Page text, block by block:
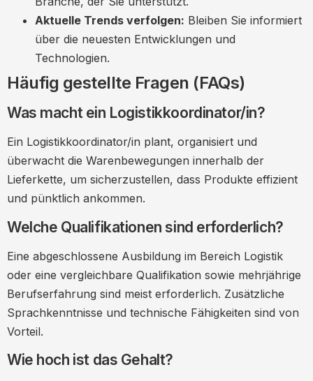
Aktuelle Trends verfolgen: Bleiben Sie informiert
über die neuesten Entwicklungen und
Technologien.
Häufig gestellte Fragen (FAQs)
Was macht ein Logistikkoordinator/in?
Ein Logistikkoordinator/in plant, organisiert und
überwacht die Warenbewegungen innerhalb der
Lieferkette, um sicherzustellen, dass Produkte effizient
und pünktlich ankommen.
Welche Qualifikationen sind erforderlich?
Eine abgeschlossene Ausbildung im Bereich Logistik
oder eine vergleichbare Qualifikation sowie mehrjährige
Berufserfahrung sind meist erforderlich. Zusätzliche
Sprachkenntnisse und technische Fähigkeiten sind von
Vorteil.
Wie hoch ist das Gehalt?